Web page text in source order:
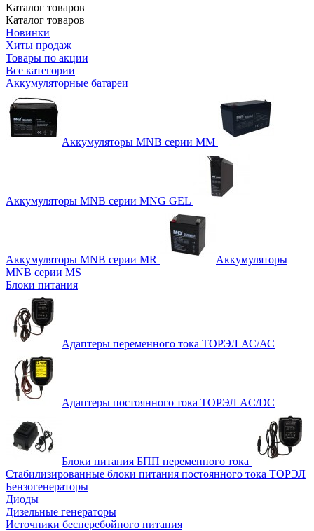
Каталог товаров
Каталог товаров
Новинки
Хиты продаж
Товары по акции
Все категории
Аккумуляторные батареи
Аккумуляторы MNB серии MM
Аккумуляторы MNB серии MNG GEL
Аккумуляторы MNB серии MR
Аккумуляторы
MNB серии MS
Блоки питания
Адаптеры переменного тока ТОРЭЛ АС/АС
Адаптеры постоянного тока ТОРЭЛ AC/DC
Блоки питания БПП переменного тока
Стабилизированные блоки питания постоянного тока ТОРЭЛ
Бензогенераторы
Диоды
Дизельные генераторы
Источники бесперебойного питания